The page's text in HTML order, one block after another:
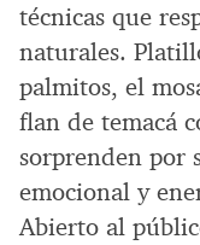
técnicas que
naturales.
palmitos, el
flan de temacá
sorprenden por
emocional y
Abierto al